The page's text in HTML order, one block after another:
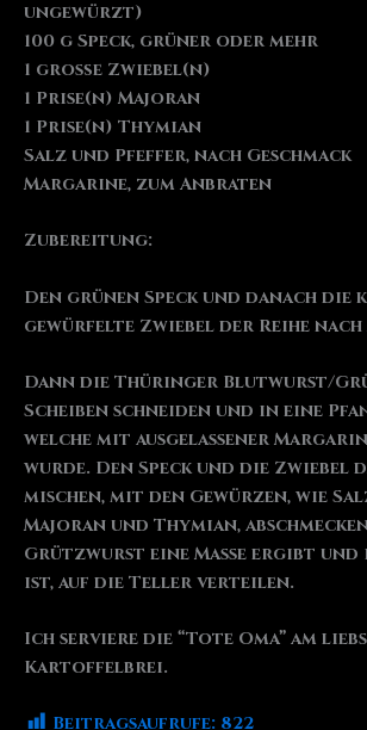
ungewürzt)
100 g Speck, grüner oder mehr
1 große Zwiebel(n)
1 Prise(n) Majoran
1 Prise(n) Thymian
Salz und Pfeffer, nach Geschmack
Margarine, zum Anbraten
Zubereitung:
Den grünen Speck und danach die
gewürfelte Zwiebel der Reihe
Dann die Thüringer Blutwurst/
Scheiben schneiden und in eine
welche mit ausgelassener
wurde. Den Speck und die Zwiebel
mischen, mit den Gewürzen, wie
Majoran und Thymian,
Grützwurst eine Masse ergibt
ist, auf die Teller verteilen.
Ich serviere die “Tote Oma” am
Kartoffelbrei.
Beitragsaufrufe: 822